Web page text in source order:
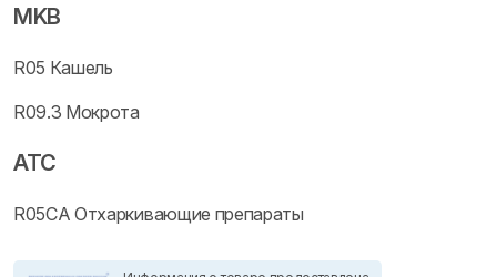
MKB
R05 Кашель
R09.3 Мокрота
ATC
R05CA Отхаркивающие препараты